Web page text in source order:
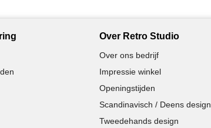
Over Retro Studio
Over ons bedrijf
Impressie winkel
Openingstijden
Scandinavisch / Deens design
Tweedehands design